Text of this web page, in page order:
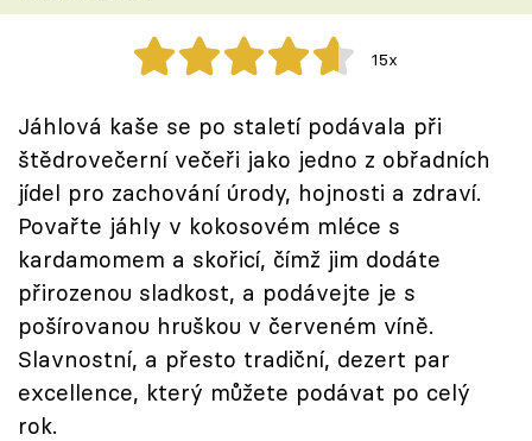
Těhotnej kuchař
Přihlášení
Sledujte nás
15x
Jáhlová kaše se po staletí podávala při
štědrovečerní večeři jako jedno z obřadních
jídel pro zachování úrody, hojnosti a zdraví.
Povařte jáhly v kokosovém mléce s
kardamomem a skořicí, čímž jim dodáte
přirozenou sladkost, a podávejte je s
pošírovanou hruškou v červeném víně.
Slavnostní, a přesto tradiční, dezert par
excellence, který můžete podávat po celý
rok.